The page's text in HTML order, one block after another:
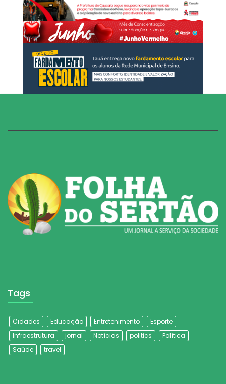
Tags
Cidades Educação Entretenimento
Esporte
Infraestrutura
jornal Notícias politics
Política
Saúde
travel